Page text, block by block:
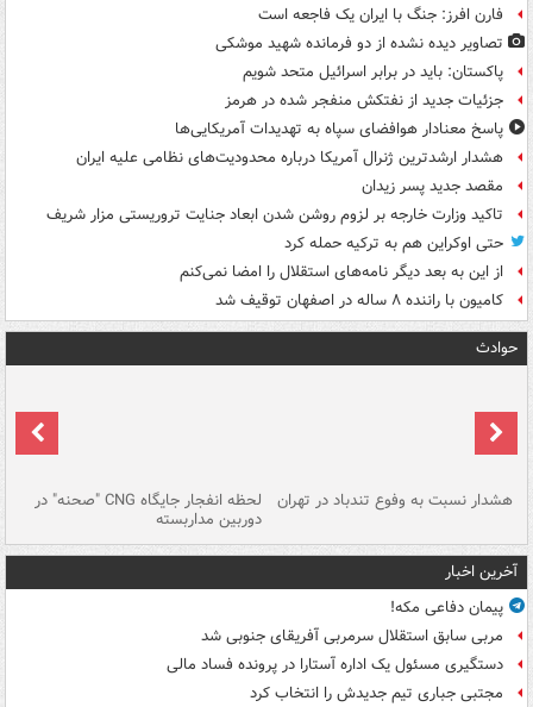
فارن افرز: جنگ با ایران یک فاجعه است
تصاویر دیده‌ نشده از دو فرمانده شهید موشکی
پاکستان: باید در برابر اسرائیل متحد شویم
جزئیات جدید از نفتکش منفجر شده در هرمز
پاسخ معنادار هوافضای سپاه به تهدیدات آمریکایی‌ها
هشدار ارشدترین ژنرال آمریکا درباره محدودیت‌های نظامی علیه ایران
مقصد جدید پسر زیدان
تاکید وزارت خارجه بر لزوم روشن شدن ابعاد جنایت تروریستی مزار شریف
حتی اوکراین هم به ترکیه حمله کرد
از این به بعد دیگر نامه‌های استقلال را امضا نمی‌کنم
کامیون با راننده ۸ ساله در اصفهان توقیف شد
حوادث
هشدار نسبت به وفوع تندباد در تهران لحظه انفجار جایگاه CNG "صحنه" در
دوربین مداربسته
آخرین اخبار
پیمان دفاعی مکه!
مربی سابق استقلال سرمربی آفریقای جنوبی شد
دستگیری مسئول یک اداره آستارا در پرونده فساد مالی
مجتبی جباری تیم جدیدش را انتخاب کرد